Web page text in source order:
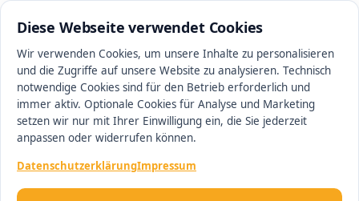
Diese Webseite verwendet Cookies
Wir verwenden Cookies, um unsere Inhalte zu personalisieren
und die Zugriffe auf unsere Website zu analysieren. Technisch
notwendige Cookies sind für den Betrieb erforderlich und
immer aktiv. Optionale Cookies für Analyse und Marketing
setzen wir nur mit Ihrer Einwilligung ein, die Sie jederzeit
anpassen oder widerrufen können.
DatenschutzerklärungImpressum